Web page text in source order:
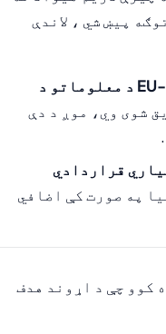
پیښ شي ، لاندې
د EU-US د معلوماتو د
شوی وي، موږ د دې
قراردادي
په صورت کې اضافي
کوو چې د اړوند هدف